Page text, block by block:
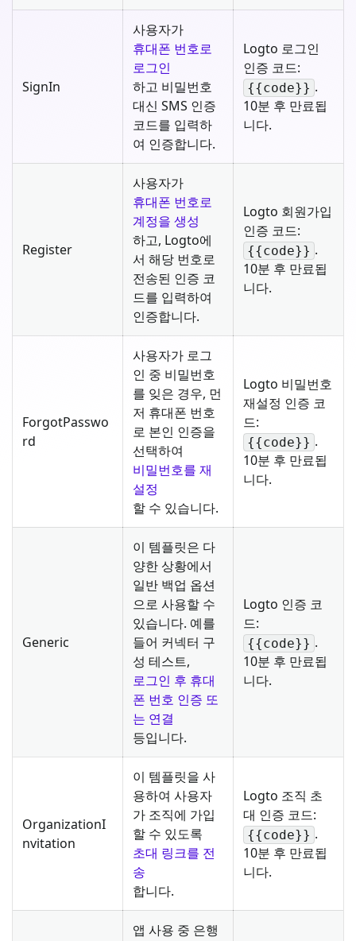
SignIn
사용자가
휴대폰 번호로
로그인
하고 비밀번호
대신 SMS 인증
코드를 입력하
여 인증합니다.
Logto 로그인
인증 코드:
{{code}} .
10분 후 만료됩
니다.
Register
사용자가
휴대폰 번호로
계정을 생성
하고, Logto에
서 해당 번호로
전송된 인증 코
드를 입력하여
인증합니다.
Logto 회원가입
인증 코드:
{{code}} .
10분 후 만료됩
니다.
ForgotPasswo
rd
사용자가 로그
인 중 비밀번호
를 잊은 경우, 먼
저 휴대폰 번호
로 본인 인증을
선택하여
비밀번호를 재
설정
할 수 있습니다.
Logto 비밀번호
재설정 인증 코
드:
{{code}} .
10분 후 만료됩
니다.
Generic
이 템플릿은 다
양한 상황에서
일반 백업 옵션
으로 사용할 수
있습니다. 예를
들어 커넥터 구
성 테스트,
로그인 후 휴대
폰 번호 인증 또
는 연결
등입니다.
Logto 인증 코
드:
{{code}} .
10분 후 만료됩
니다.
OrganizationI
nvitation
이 템플릿을 사
용하여 사용자
가 조직에 가입
할 수 있도록
초대 링크를 전
송
합니다.
Logto 조직 초
대 인증 코드:
{{code}} .
10분 후 만료됩
니다.
앱 사용 중 은행